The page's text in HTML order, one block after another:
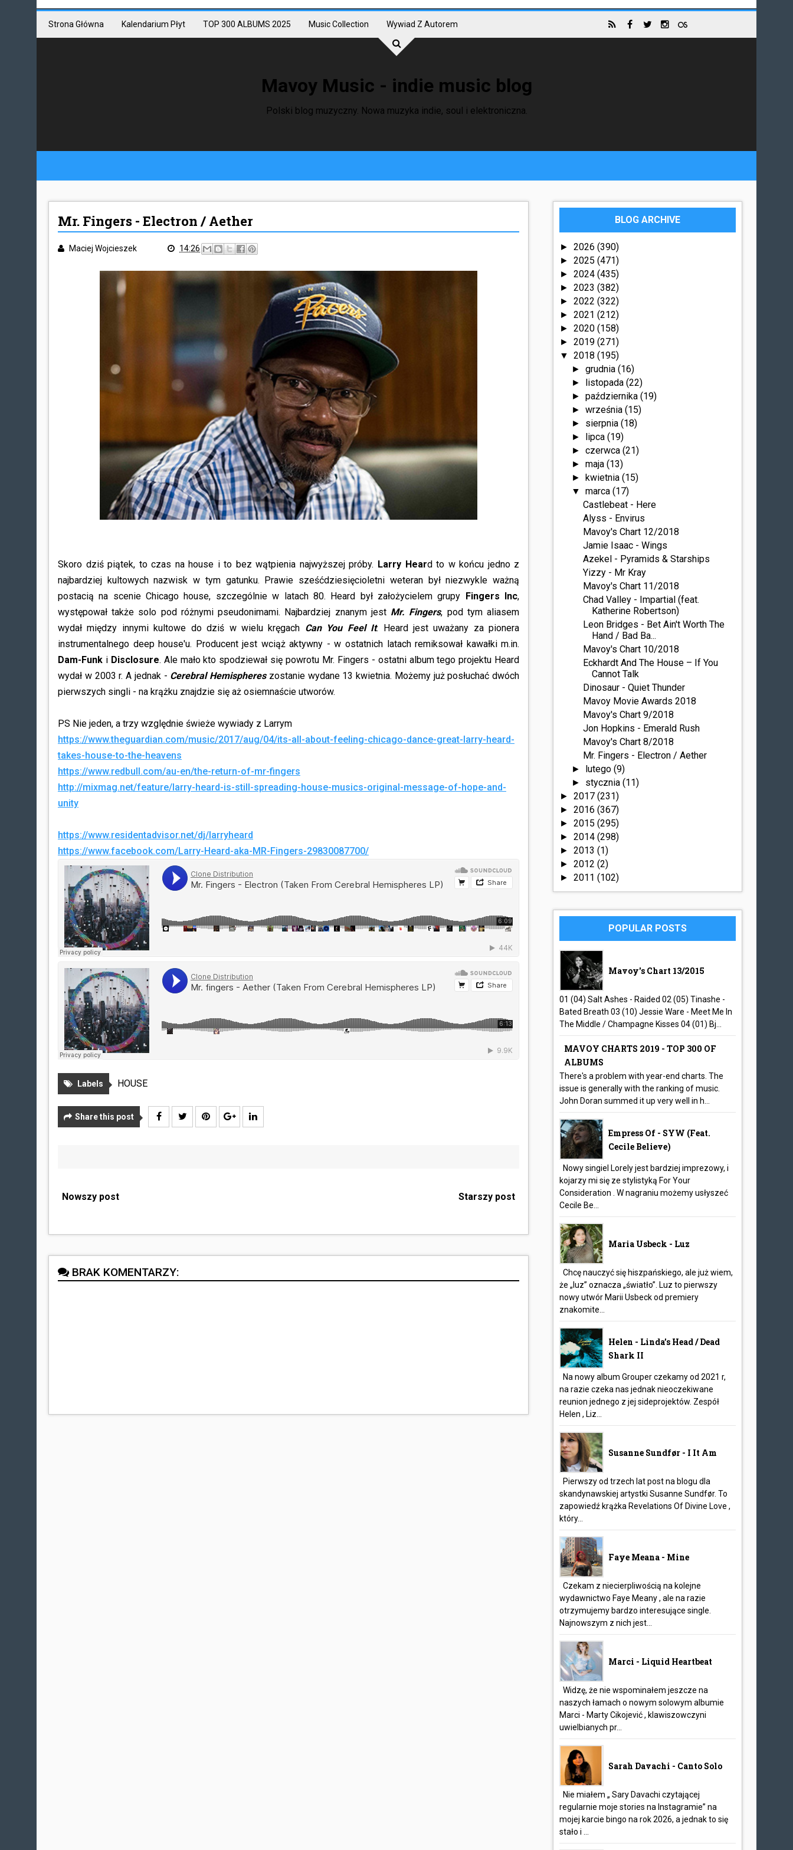
Strona Główna Kalendarium Płyt TOP 300 ALBUMS 2025 Music Collection Wywiad Z Autorem
Mavoy Music - indie music blog
Polski blog muzyczny. Nowa muzyka indie, soul i elektroniczna.
Mr. Fingers - Electron / Aether
Maciej Wojcieszek 14:26
Skoro dziś piątek, to czas na house i to bez wątpienia najwyższej próby. Larry Heard to w końcu jedno z
najbardziej kultowych nazwisk w tym gatunku. Prawie sześćdziesięcioletni weteran był niezwykle ważną
postacią na scenie Chicago house, szczególnie w latach 80. Heard był założycielem grupy Fingers Inc,
występował także solo pod różnymi pseudonimami. Najbardziej znanym jest Mr. Fingers, pod tym aliasem
wydał między innymi kultowe do dziś w wielu kręgach Can You Feel It. Heard jest uważany za pionera
instrumentalnego deep house'u. Producent jest wciąż aktywny - w ostatnich latach remiksował kawałki m.in.
Dam-Funk i Disclosure. Ale mało kto spodziewał się powrotu Mr. Fingers - ostatni album tego projektu Heard
wydał w 2003 r. A jednak - Cerebral Hemisphereszostanie wydane 13 kwietnia. Możemy już posłuchać dwóch
pierwszych singli - na krążku znajdzie się aż osiemnaście utworów.
PS Nie jeden, a trzy względnie świeże wywiady z Larrym
https://www.theguardian.com/music/2017/aug/04/its-all-about-feeling-chicago-dance-great-larry-heard-
takes-house-to-the-heavens
https://www.redbull.com/au-en/the-return-of-mr-fingers
http://mixmag.net/feature/larry-heard-is-still-spreading-house-musics-original-message-of-hope-and-
unity
https://www.residentadvisor.net/dj/larryheard
https://www.facebook.com/Larry-Heard-aka-MR-Fingers-29830087700/
Labels HOUSE
Share this post
Nowszy post Starszy post
BRAK KOMENTARZY:
BLOG ARCHIVE
►2026(390)
►2025(471)
►2024(435)
►2023(382)
►2022(322)
►2021(212)
►2020(158)
►2019(271)
▼2018(195)
► grudnia (16)
► listopada (22)
► października (19)
► września (15)
► sierpnia (18)
► lipca (19)
► czerwca (21)
► maja (13)
► kwietnia (15)
▼ marca (17)
Castlebeat - Here
Alyss - Envirus
Mavoy's Chart 12/2018
Jamie Isaac - Wings
Azekel - Pyramids & Starships
Yizzy - Mr Kray
Mavoy's Chart 11/2018
Chad Valley - Impartial (feat.
Katherine Robertson)
Leon Bridges - Bet Ain't Worth The
Hand / Bad Ba...
Mavoy's Chart 10/2018
Eckhardt And The House – If You
Cannot Talk
Dinosaur - Quiet Thunder
Mavoy Movie Awards 2018
Mavoy's Chart 9/2018
Jon Hopkins - Emerald Rush
Mavoy's Chart 8/2018
Mr. Fingers - Electron / Aether
► lutego (9)
► stycznia (11)
►2017(231)
►2016(367)
►2015(295)
►2014(298)
►2013(1)
►2012(2)
►2011(102)
POPULAR POSTS
Mavoy's Chart 13/2015
01 (04) Salt Ashes - Raided 02 (05) Tinashe -
Bated Breath 03 (10) Jessie Ware - Meet Me In
The Middle / Champagne Kisses 04 (01) Bj...
MAVOY CHARTS 2019 - TOP 300 OF
ALBUMS
There's a problem with year-end charts. The
issue is generally with the ranking of music.
John Doran summed it up very well in h...
Empress Of - SYW (feat.
Cecile Believe)
Nowy singiel Lorely jest bardziej imprezowy, i
kojarzy mi się ze stylistyką For Your
Consideration . W nagraniu możemy usłyszeć
Cecile Be...
Maria Usbeck - Luz
Chcę nauczyć się hiszpańskiego, ale już wiem,
że „luz” oznacza „światło”. Luz to pierwszy
nowy utwór Marii Usbeck od premiery
znakomite...
Helen - Linda’s Head / Dead
Shark II
Na nowy album Grouper czekamy od 2021 r,
na razie czeka nas jednak nieoczekiwane
reunion jednego z jej sideprojektów. Zespół
Helen , Liz...
Susanne Sundfør - I It Am
Pierwszy od trzech lat post na blogu dla
skandynawskiej artystki Susanne Sundfør. To
zapowiedź krążka Revelations Of Divine Love ,
który...
Faye Meana - Mine
Czekam z niecierpliwością na kolejne
wydawnictwo Faye Meany , ale na razie
otrzymujemy bardzo interesujące single.
Najnowszym z nich jest...
Marci - Liquid Heartbeat
Widzę, że nie wspominałem jeszcze na
naszych łamach o nowym solowym albumie
Marci - Marty Cikojević , klawiszowczyni
uwielbianych pr...
Sarah Davachi - Canto Solo
Nie miałem „ Sary Davachi czytającej
regularnie moje stories na Instagramie” na
mojej karcie bingo na rok 2026, a jednak to się
stało i ...